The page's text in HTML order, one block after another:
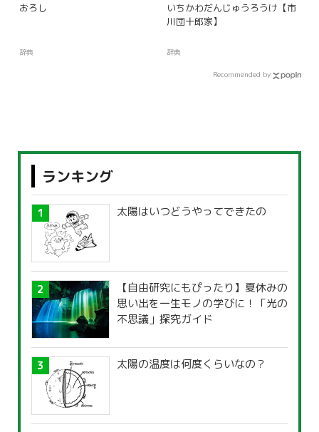
おろし
辞典
いちかわだんじゅうろうけ【市
川団十郎家】
辞典
Recommended by
ランキング
太陽はいつどうやってできたの
【自由研究にもぴったり】夏休みの
思い出を一生モノの学びに！「光の
不思議」探究ガイド
太陽の温度は何度くらいなの？